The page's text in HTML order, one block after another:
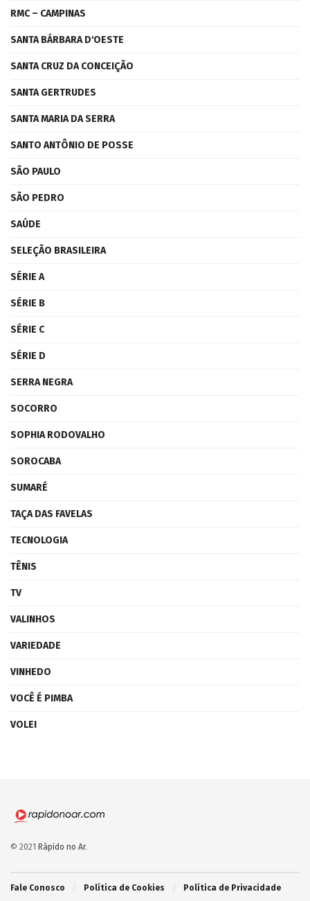
RMC – CAMPINAS
SANTA BÁRBARA D'OESTE
SANTA CRUZ DA CONCEIÇÃO
SANTA GERTRUDES
SANTA MARIA DA SERRA
SANTO ANTÔNIO DE POSSE
SÃO PAULO
SÃO PEDRO
SAÚDE
SELEÇÃO BRASILEIRA
SÉRIE A
SÉRIE B
SÉRIE C
SÉRIE D
SERRA NEGRA
SOCORRO
SOPHIA RODOVALHO
SOROCABA
SUMARÉ
TAÇA DAS FAVELAS
TECNOLOGIA
TÊNIS
TV
VALINHOS
VARIEDADE
VINHEDO
VOCÊ É PIMBA
VOLEI
© 2021 Rápido no Ar.
Fale Conosco Política de Cookies Política de Privacidade